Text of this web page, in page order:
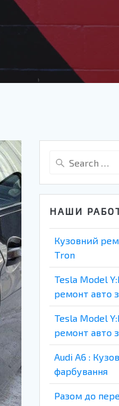
Search
НАШИ
Кузовний
Tron
Tesla Model
ремонт авто
Tesla Model
ремонт авто
Audi A6 :
фарбування
Разом до